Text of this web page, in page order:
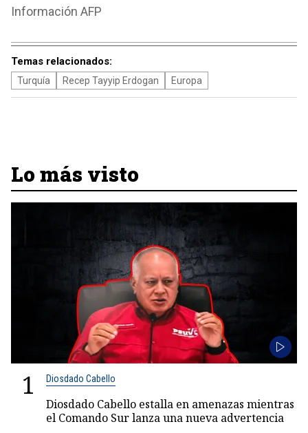
Información AFP
Temas relacionados:
Turquía Recep Tayyip Erdogan Europa
Lo más visto
1 Diosdado Cabello
Diosdado Cabello estalla en amenazas mientras
el Comando Sur lanza una nueva advertencia